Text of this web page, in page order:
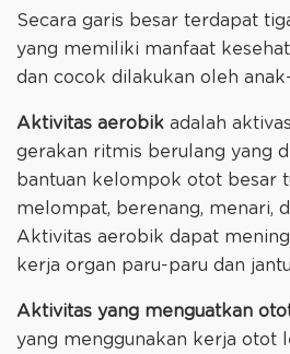
Secara garis besar terdapat
yang memiliki manfaat
dan cocok dilakukan oleh
Aktivitas aerobik adalah
gerakan ritmis berulang yang
bantuan kelompok otot besar
melompat, berenang, menari,
Aktivitas aerobik dapat
kerja organ paru-paru dan
Aktivitas yang menguatkan
yang menggunakan kerja otot